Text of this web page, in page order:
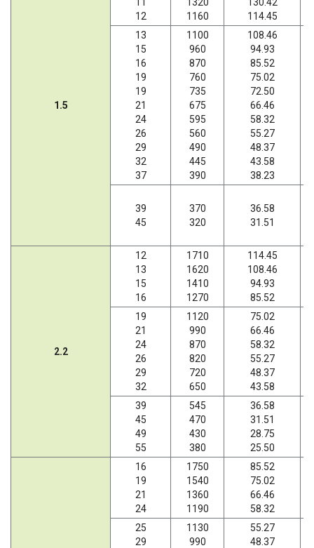
1.5
12
1160
114.45
13
15
16
19
19
21
24
26
29
32
37
1100
960
870
760
735
675
595
560
490
445
390
108.46
94.93
85.52
75.02
72.50
66.46
58.32
55.27
48.37
43.58
38.23
39
45
370
320
36.58
31.51
2.2
12
13
15
16
1710
1620
1410
1270
114.45
108.46
94.93
85.52
19
21
24
26
29
32
1120
990
870
820
720
650
75.02
66.46
58.32
55.27
48.37
43.58
39
45
49
55
545
470
430
380
36.58
31.51
28.75
25.50
16
19
21
24
1750
1540
1360
1190
85.52
75.02
66.46
58.32
25
29
1130
990
55.27
48.37